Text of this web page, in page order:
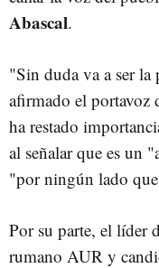
Abascal.
"Sin duda va a ser la
afirmado el portavoz
ha restado
al señalar que es un
"por ningún lado
Por su parte, el líder
rumano AUR y